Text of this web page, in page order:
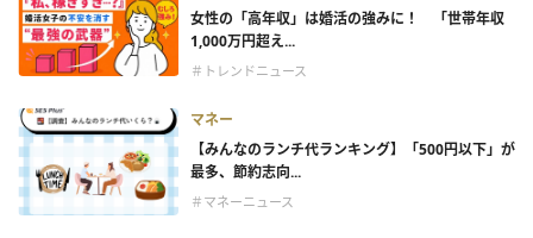
女性の「高年収」は婚活の強みに！ 「世帯年収
1,000万円超え...
＃トレンドニュース
マネー
【みんなのランチ代ランキング】「500円以下」が
最多、節約志向...
＃マネーニュース